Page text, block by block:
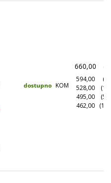
dostupno KOM
660,00
594,00
528,00
495,00
462,00